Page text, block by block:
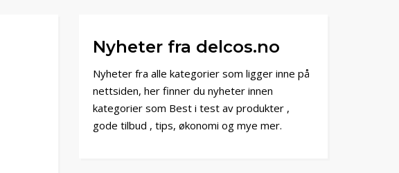
Nyheter fra delcos.no
Nyheter fra alle kategorier som ligger inne på
nettsiden, her finner du nyheter innen
kategorier som Best i test av produkter ,
gode tilbud , tips, økonomi og mye mer.